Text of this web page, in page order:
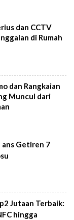
dan CCTV
di Rumah
dan Rangkaian
Muncul dari
ans Getiren 7
Jutaan Terbaik:
hingga